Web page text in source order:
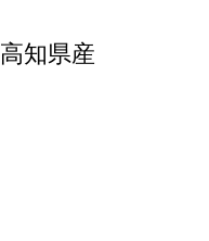
知県産